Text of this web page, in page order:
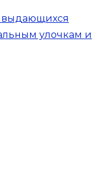
улочкам и